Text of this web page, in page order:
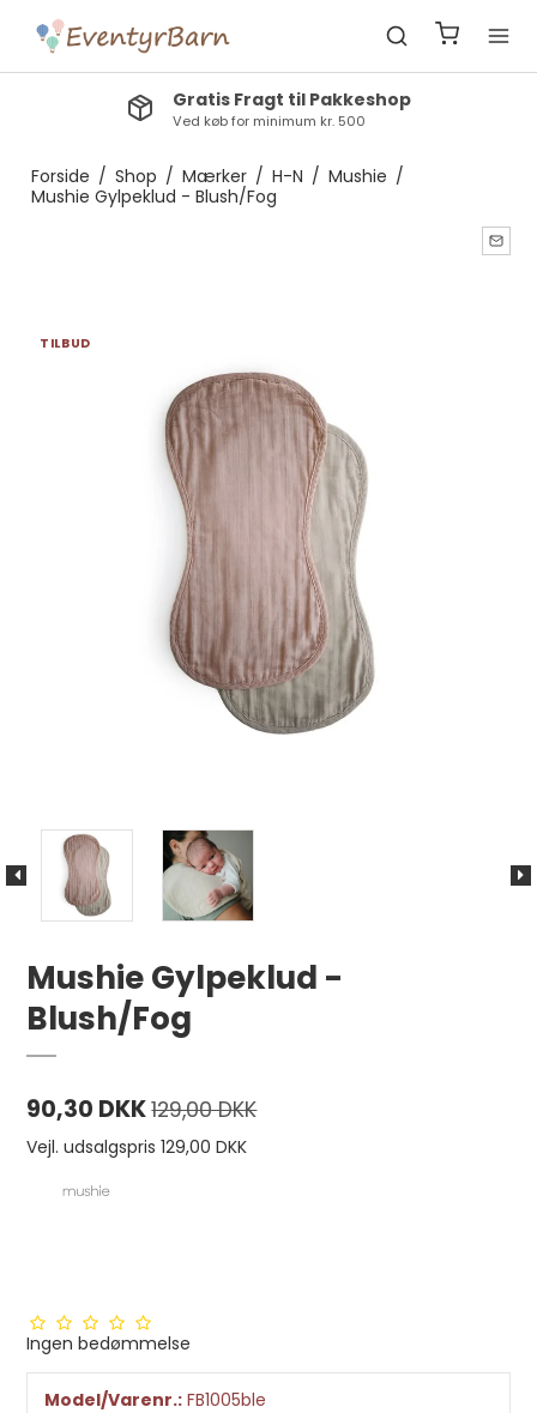
Gratis Fragt til Pakkeshop
Ved køb for minimum kr. 500
Forside / Shop / Mærker / H-N / Mushie /
Mushie Gylpeklud - Blush/Fog
TILBUD
Mushie Gylpeklud -
Blush/Fog
90,30 DKK129,00 DKK
Vejl. udsalgspris 129,00 DKK
Ingen bedømmelse
Model/Varenr.: FB1005ble